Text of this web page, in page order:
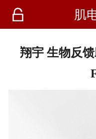
 肌
翔宇 生物反